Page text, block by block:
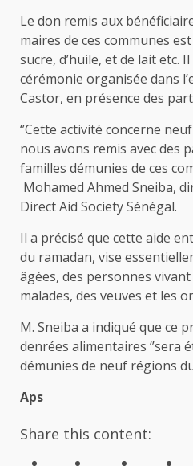
Le don remis aux
maires de ces communes
sucre, d’huile, et de lait etc.
cérémonie organisée dans
Castor, en présence des
‘’Cette activité concerne
nous avons remis avec des
familles démunies de ces
Mohamed Ahmed Sneiba,
Direct Aid Society Sénégal.
Il a précisé que cette aide
du ramadan, vise
âgées, des personnes
malades, des veuves et les
M. Sneiba a indiqué que ce
denrées alimentaires ‘’sera
démunies de neuf régions du
Aps
Share this content: